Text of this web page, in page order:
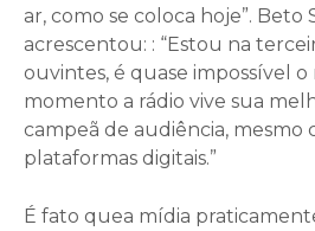
ar, como se coloca hoje”.
acrescentou: : “Estou na
ouvintes, é quase impossível
momento a rádio vive sua
campeã de audiência, mesmo
plataformas digitais.”
É fato quea mídia